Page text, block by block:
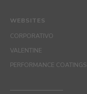
WEBSITES
CORPORATIVO
VALENTINE
PERFORMANCE COATINGS